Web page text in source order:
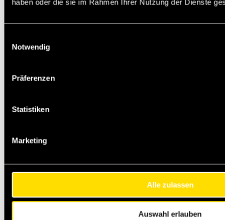
haben oder die sie im Rahmen Ihrer Nutzung der Dienste
Notwendig
Präferenzen
Statistiken
Marketing
Alle zulassen
Auswahl erlauben